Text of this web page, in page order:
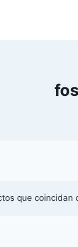
que coincidan